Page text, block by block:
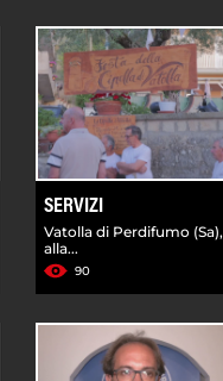
SERVIZI
Vatolla di Perdifumo (Sa),
alla...
90